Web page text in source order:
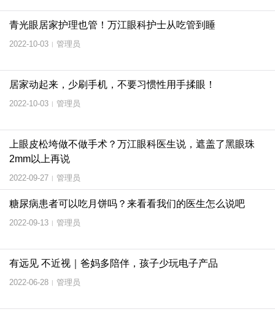
青光眼居家护理也管！万江眼科护士从吃管到睡
2022-10-03 | 管理员
居家动起来，少刷手机，不要习惯性用手揉眼！
2022-10-03 | 管理员
上眼皮松垮做不做手术？万江眼科医生说，遮盖了黑眼珠
2mm以上再说
2022-09-27 | 管理员
糖尿病患者可以吃月饼吗？来看看我们的医生怎么说吧
2022-09-13 | 管理员
有远见 不近视｜爸妈多陪伴，孩子少玩电子产品
2022-06-28 | 管理员